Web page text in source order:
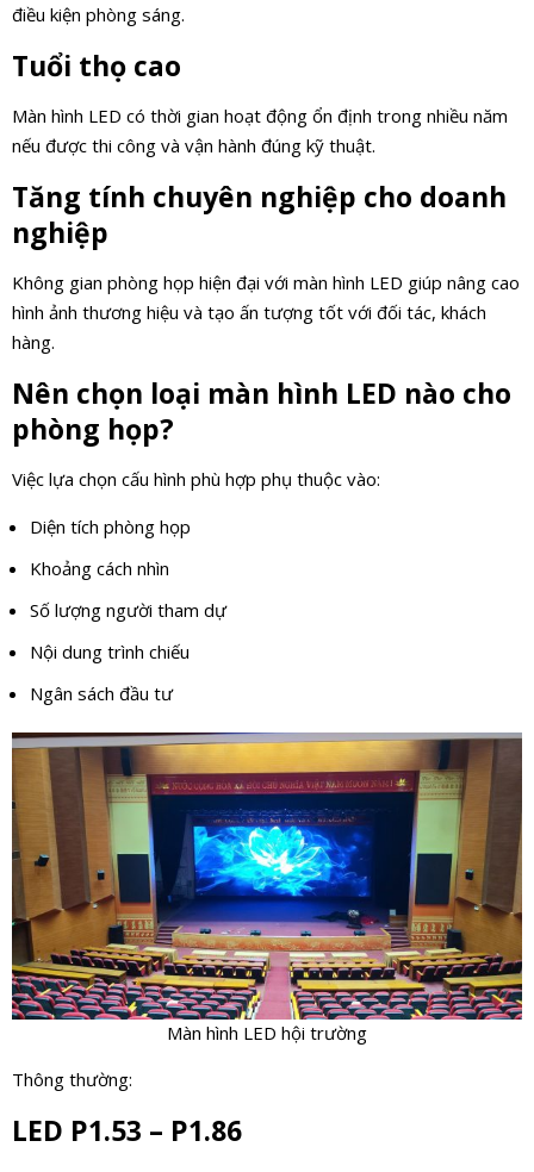
điều kiện phòng sáng.
Tuổi thọ cao
Màn hình LED có thời gian hoạt động ổn định trong nhiều năm
nếu được thi công và vận hành đúng kỹ thuật.
Tăng tính chuyên nghiệp cho doanh
nghiệp
Không gian phòng họp hiện đại với màn hình LED giúp nâng cao
hình ảnh thương hiệu và tạo ấn tượng tốt với đối tác, khách
hàng.
Nên chọn loại màn hình LED nào cho
phòng họp?
Việc lựa chọn cấu hình phù hợp phụ thuộc vào:
Diện tích phòng họp
Khoảng cách nhìn
Số lượng người tham dự
Nội dung trình chiếu
Ngân sách đầu tư
Màn hình LED hội trường
Thông thường:
LED P1.53 – P1.86